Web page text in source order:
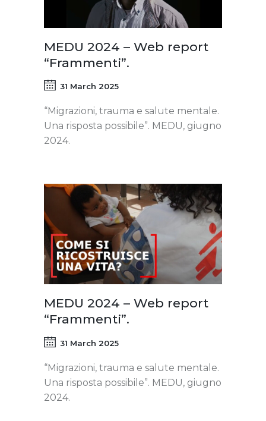
MEDU 2024 – Web report
“Frammenti”.
31 March 2025
“Migrazioni, trauma e salute mentale.
Una risposta possibile”. MEDU, giugno
2024.
MEDU 2024 – Web report
“Frammenti”.
31 March 2025
“Migrazioni, trauma e salute mentale.
Una risposta possibile”. MEDU, giugno
2024.